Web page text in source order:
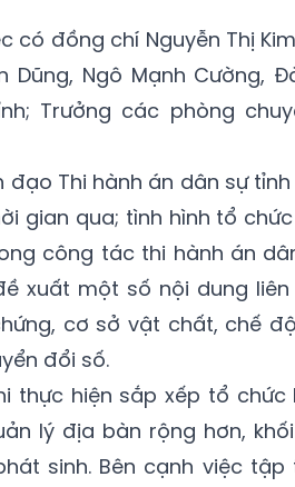
có đồng chí Nguyễn Thị
Dũng, Ngô Mạnh Cường,
Trưởng các phòng
đạo Thi hành án dân sự
gian qua; tình hình tổ
công tác thi hành án
xuất một số nội dung
cơ sở vật chất, chế
đổi số.
thực hiện sắp xếp tổ
lý địa bàn rộng hơn,
sinh. Bên cạnh việc